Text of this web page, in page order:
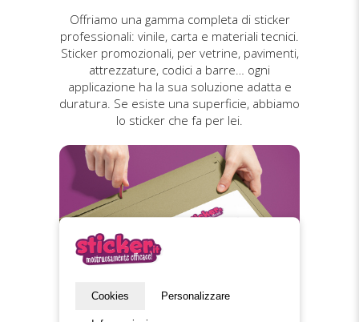
Offriamo una gamma completa di sticker
professionali: vinile, carta e materiali tecnici.
Sticker promozionali, per vetrine, pavimenti,
attrezzature, codici a barre… ogni
applicazione ha la sua soluzione adatta e
duratura. Se esiste una superficie, abbiamo
lo sticker che fa per lei.
Cookies Personalizzare